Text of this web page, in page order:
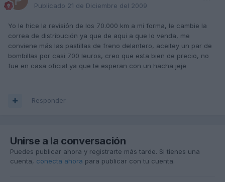
Publicado 21 de Diciembre del 2009
Yo le hice la revisión de los 70.000 km a mi forma, le cambie la
correa de distribución ya que de aqui a que lo venda, me
conviene más las pastillas de freno delantero, aceitey un par de
bombillas por casi 700 leuros, creo que esta bien de precio, no
fue en casa oficial ya que te esperan con un hacha jeje
Responder
Unirse a la conversación
Puedes publicar ahora y registrarte más tarde. Si tienes una
cuenta, conecta ahora para publicar con tu cuenta.